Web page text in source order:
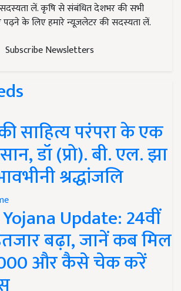
लें. कृषि से संबंधित देशभर की सभी
के लिए हमारे न्यूज़लेटर की सदस्यता लें.
Subscribe Newsletters
साहित्य परंपरा के एक
डॉ (प्रो). बी. एल. झा
श्रद्धांजलि
Update: 24वीं
बढ़ा, जानें कब मिल
और कैसे चेक करें